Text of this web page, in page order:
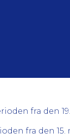
fra den
fra den 15.